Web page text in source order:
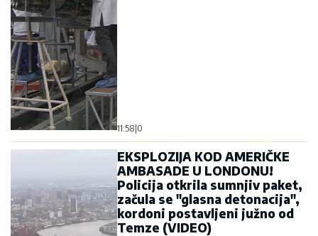
11:58 0
EKSPLOZIJA KOD AMERIČKE
AMBASADE U LONDONU!
Policija otkrila sumnjiv paket,
začula se "glasna detonacija",
kordoni postavljeni južno od
Temze (VIDEO)